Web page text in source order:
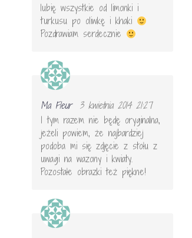
lubię wszystkie od limonki i
turkusu po oliwkę i khaki
Pozdrawiam serdecznie
Ma Fleur
3 kwietnia 2014 21:27
I tym razem nie będę oryginalna,
jeżeli powiem, że najbardziej
podoba mi się zdjęcie z stołu z
uwagi na wazony i kwiaty.
Pozostałe obrazki też piękne!